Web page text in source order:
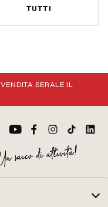
TUTTI
VENDITA SERALE IL